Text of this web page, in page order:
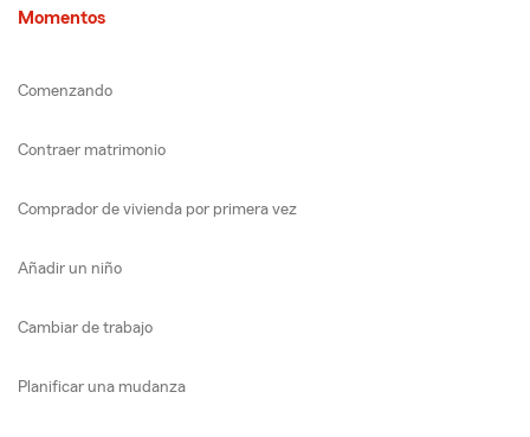
Momentos
Comenzando
Contraer matrimonio
Comprador de vivienda por primera vez
Añadir un niño
Cambiar de trabajo
Planificar una mudanza